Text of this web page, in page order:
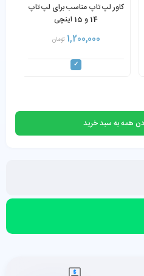
کاور لپ تاپ مناسب برای لپ تاپ
14 و 15 اینچی
1,200,000 تومان
همه به سبد خرید